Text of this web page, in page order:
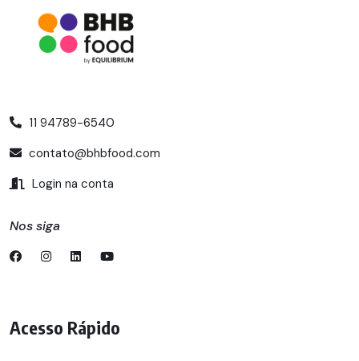
11 94789-6540
contato@bhbfood.com
Login na conta
Nos siga
Acesso Rápido